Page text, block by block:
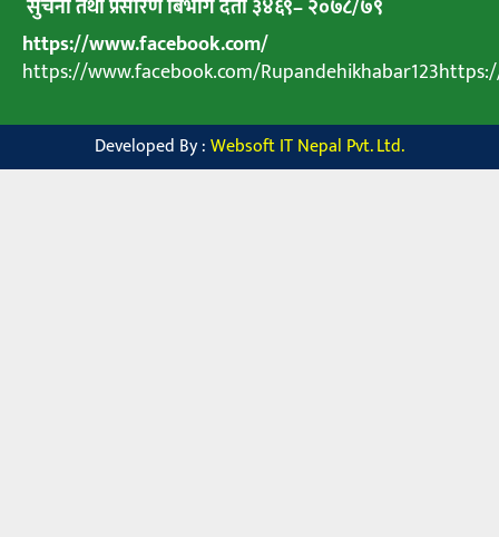
सुचना तथा प्रसारण बिभाग दर्ता ३४६९–२०७८/७९
https://www.facebook.com/
https://www.facebook.com/
Developed By :Websoft IT Nepal Pvt. Ltd.